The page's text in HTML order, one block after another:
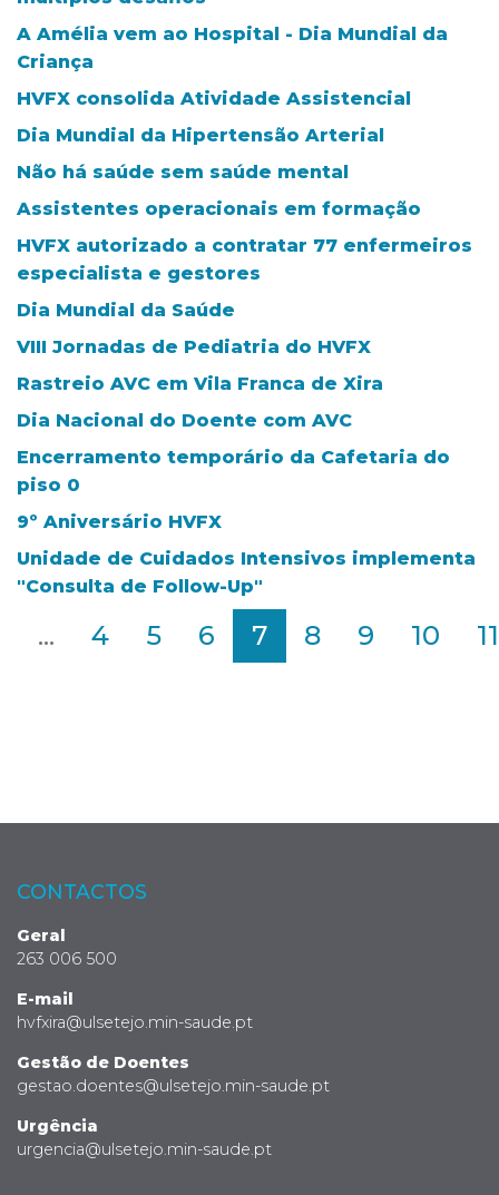
A Amélia vem ao Hospital - Dia Mundial da
Criança
HVFX consolida Atividade Assistencial
Dia Mundial da Hipertensão Arterial
Não há saúde sem saúde mental
Assistentes operacionais em formação
HVFX autorizado a contratar 77 enfermeiros
especialista e gestores
Dia Mundial da Saúde
VIII Jornadas de Pediatria do HVFX
Rastreio AVC em Vila Franca de Xira
Dia Nacional do Doente com AVC
Encerramento temporário da Cafetaria do
piso 0
9º Aniversário HVFX
Unidade de Cuidados Intensivos implementa
"Consulta de Follow-Up"
... 4 5 6 7 8 9 10 11
CONTACTOS
Geral
263 006 500
E-mail
hvfxira@ulsetejo.min-saude.pt
Gestão de Doentes
gestao.doentes@ulsetejo.min-saude.pt
Urgência
urgencia@ulsetejo.min-saude.pt